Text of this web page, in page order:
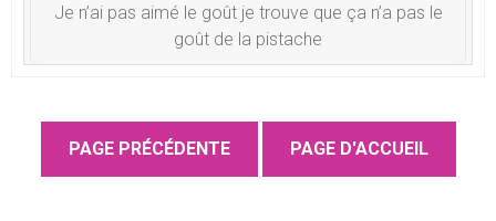
Je n’ai pas aimé le goût je trouve que ça n’a pas le
goût de la pistache
5/5
Le produit est bon